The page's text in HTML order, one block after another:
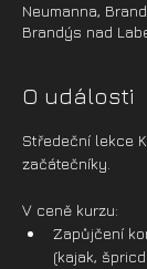
Neumanna,
Brandýs nad
O události
Středeční lekce
začátečníky.
V ceně kurzu:
Zapůjčení
(kajak,